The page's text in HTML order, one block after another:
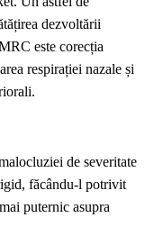
dezvoltării
este corecția
respirației nazale și
de severitate
făcându-l potrivit
puternic asupra